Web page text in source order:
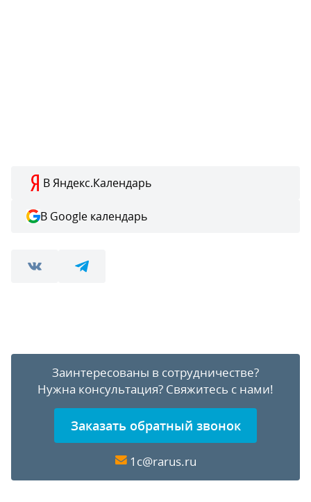
В Яндекс.Календарь
В Google календарь
Заинтересованы в сотрудничестве?
Нужна консультация? Свяжитесь с нами!
Заказать обратный звонок
1c@rarus.ru